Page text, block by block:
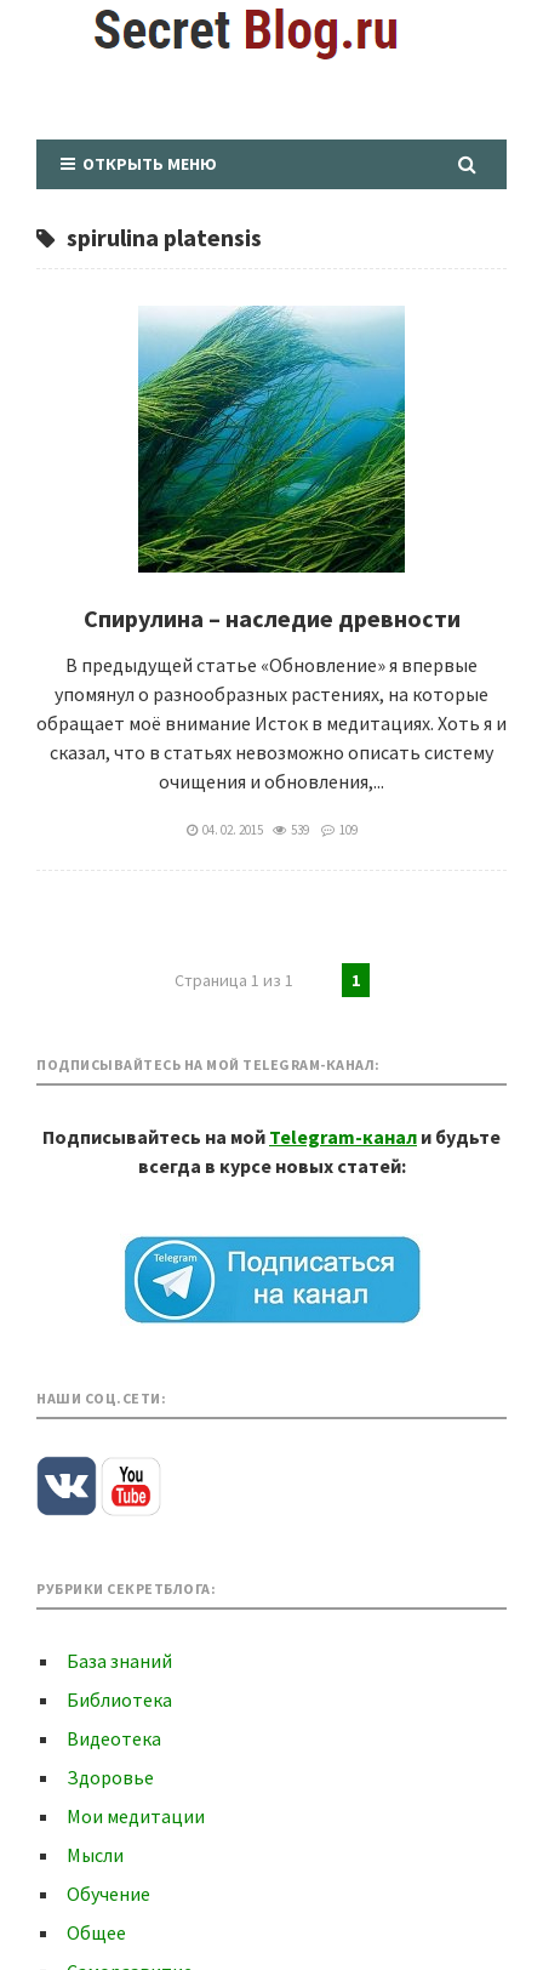
ОТКРЫТЬ МЕНЮ
spirulina platensis
Спирулина – наследие древности
В предыдущей статье «Обновление» я впервые
упомянул о разнообразных растениях, на которые
обращает моё внимание Исток в медитациях. Хоть я и
сказал, что в статьях невозможно описать систему
очищения и обновления,...
04. 02. 2015 539 109
Страница 1 из 1 1
ПОДПИСЫВАЙТЕСЬ НА МОЙ TELEGRAM-КАНАЛ:
Подписывайтесь на мой Telegram-канал и будьте
всегда в курсе новых статей:
НАШИ СОЦ.СЕТИ:
РУБРИКИ СЕКРЕТБЛОГА:
База знаний
Библиотека
Видеотека
Здоровье
Мои медитации
Мысли
Обучение
Общее